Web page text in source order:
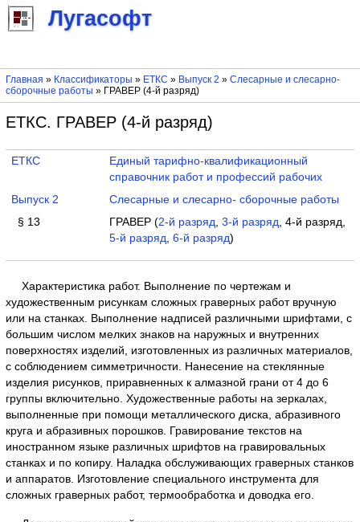
Лугасофт
Главная » Классификаторы » ЕТКС » Выпуск 2 » Слесарные и слесарно-
сборочные работы » ГРАВЕР (4-й разряд)
ЕТКС. ГРАВЕР (4-й разряд)
ЕТКС
Единый тарифно-квалификационный
справочник работ и профессий рабочих
Выпуск 2
Слесарные и слесарно- сборочные работы
§ 13
ГРАВЕР (2-й разряд 3-й разряд , 4-й разряд,
5-й разряд 6-й разряд)
Характеристика работ. Выполнение по чертежам и
художественным рисункам сложных граверных работ вручную
или на станках. Выполнение надписей различными шрифтами, с
большим числом мелких знаков на наружных и внутренних
поверхностях изделий, изготовленных из различных материалов,
с соблюдением симметричности. Нанесение на стеклянные
изделия рисунков, приравненных к алмазной грани от 4 до 6
группы включительно. Художественные работы на зеркалах,
выполненные при помощи металлического диска, абразивного
круга и абразивных порошков. Гравирование текстов на
иностранном языке различных шрифтов на гравировальных
станках и по копиру. Наладка обслуживающих граверных станков
и аппаратов. Изготовление специального инструмента для
сложных граверных работ, термообработка и доводка его.